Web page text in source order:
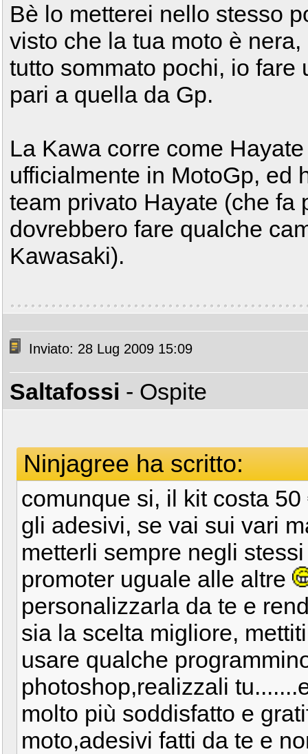
Bè lo metterei nello stesso
visto che la tua moto è
tutto sommato pochi, io fare
pari a quella da Gp.
La Kawa corre come
ufficialmente in MotoGp, ed
team privato Hayate (che fa
dovrebbero fare qualche
Kawasaki).
Inviato: 28 Lug 2009 15:09
Saltafossi - Ospite
Ninjagree ha scritto:
comunque si, il kit costa
gli adesivi, se vai sui vari
metterli sempre negli
promoter uguale alle altre
personalizzarla da te e
sia la scelta migliore,
usare qualche
photoshop,realizzali
molto più soddisfatto e
moto,adesivi fatti da te e